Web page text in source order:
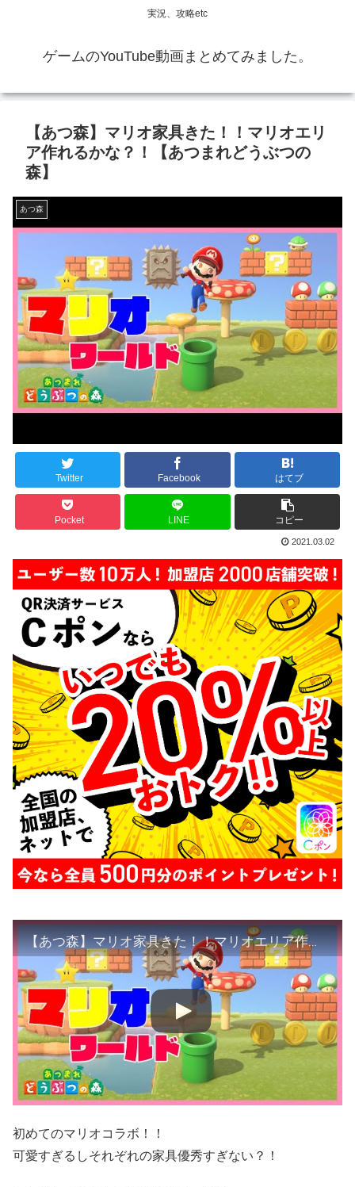
実況、攻略etc
ゲームのYouTube動画まとめてみました。
【あつ森】マリオ家具きた！！マリオエリ
ア作れるかな？！【あつまれどうぶつの
森】
あつ森
Twitter Facebook はてブ
Pocket LINE コピー
2021.03.02
【あつ森】マリオ家具きた！！マリオエリア作れるかな？！【あつまれどうぶつの森】
初めてのマリオコラボ！！
可愛すぎるしそれぞれの家具優秀すぎない？！